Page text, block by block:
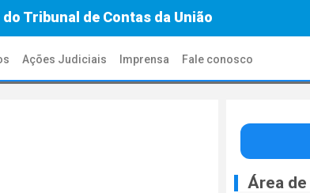
Tribunal de Contas da União
Ações Judiciais Imprensa Fale conosco
Área